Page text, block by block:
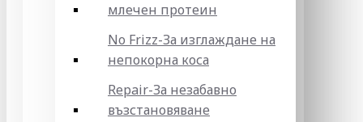
млечен протеин
No Frizz-За изглаждане на
непокорна коса
Repair-За незабавно
възстановяване